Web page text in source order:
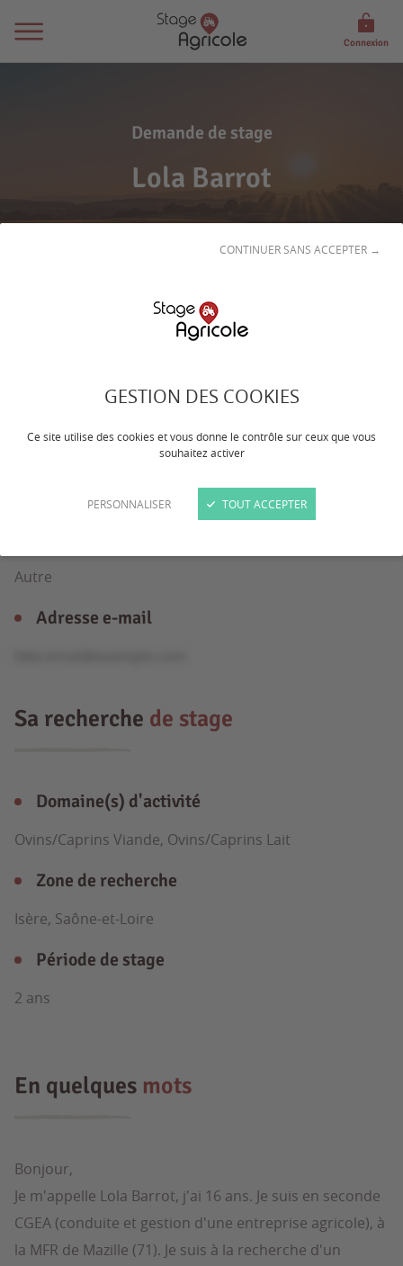
GESTION DES COOKIES
Ce site utilise des cookies et vous donne le contrôle sur ceux que vous
souhaitez activer
PERSONNALISER
CONTINUER SANS ACCEPTER →
TOUT ACCEPTER
Connexion
Demande de stage
Lola Barrot
Autre
Adresse e-mail
Sa recherche de stage
Domaine(s) d'activité
Ovins/Caprins Viande, Ovins/Caprins Lait
Zone de recherche
Isère, Saône-et-Loire
Période de stage
2 ans
En quelques mots
Bonjour,
Je m'appelle Lola Barrot, j'ai 16 ans. Je suis en seconde
CGEA (conduite et gestion d'une entreprise agricole), à
la MFR de Mazille (71). Je suis à la recherche d'un